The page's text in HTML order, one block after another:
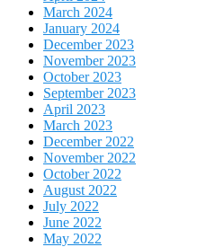
March 2024
January 2024
December 2023
November 2023
October 2023
September 2023
April 2023
March 2023
December 2022
November 2022
October 2022
August 2022
July 2022
June 2022
May 2022